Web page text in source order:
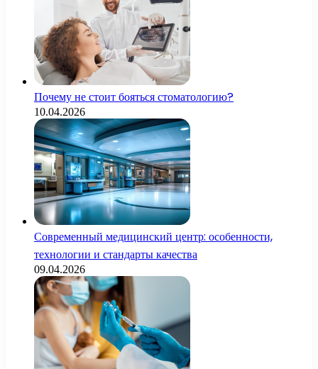
Почему не стоит бояться стоматологию?
10.04.2026
Современный медицинский центр: особенности,
технологии и стандарты качества
09.04.2026